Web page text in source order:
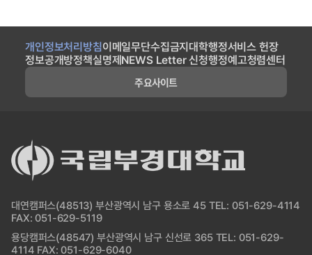
지 지
지 지
개인정보처리방침이메일무단수집금지대학행정서비스 헌장
정보공개방정책실명제NEWS Letter 신청행정예고청렴센터
주요사이트
대연캠퍼스(48513) 부산광역시 남구 용소로 45 TEL: 051-629-4114
FAX: 051-629-5119
용당캠퍼스(48547) 부산광역시 남구 신선로 365 TEL: 051-629-
4114 FAX: 051-629-6040